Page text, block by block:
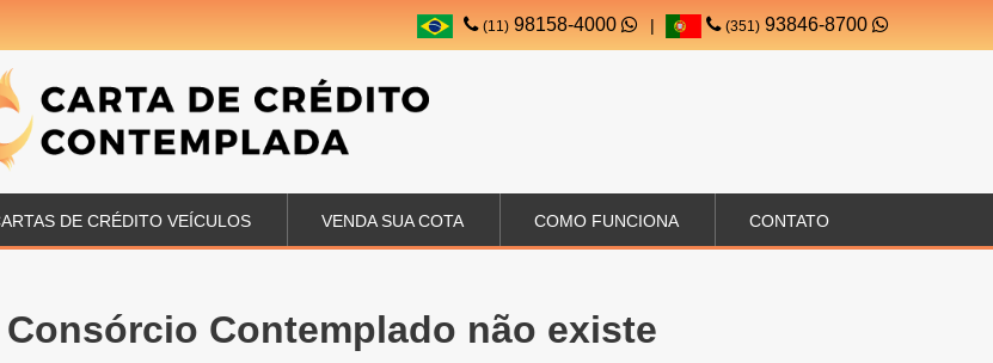
| (351) 93846-8700
(11) 98158-4000
DE CRÉDITO VEÍCULOS VENDA SUA COTA COMO FUNCIONA CONTATO
Contemplado não existe